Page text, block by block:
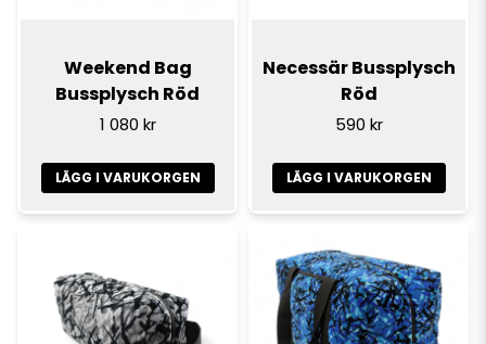
Weekend Bag
Bussplysch Röd
1 080 kr
LÄGG I VARUKORGEN
Necessär Bussplysch
Röd
590 kr
LÄGG I VARUKORGEN